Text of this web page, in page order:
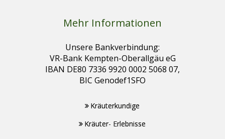
Mehr Informationen
Unsere Bankverbindung:
VR-Bank Kempten-Oberallgäu eG
IBAN DE80 7336 9920 0002 5068 07,
BIC Genodef1SFO
Kräuterkundige
Kräuter- Erlebnisse